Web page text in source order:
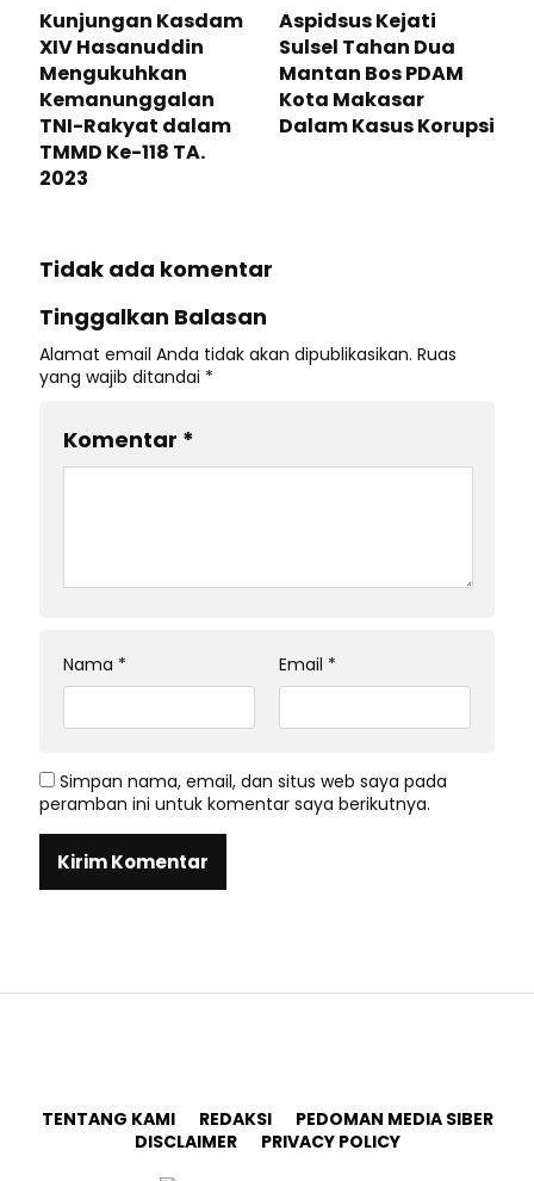
Kunjungan Kasdam
XIV Hasanuddin
Mengukuhkan
Kemanunggalan
TNI-Rakyat dalam
TMMD Ke-118 TA.
2023
Aspidsus Kejati
Sulsel Tahan Dua
Mantan Bos PDAM
Kota Makasar
Dalam Kasus Korupsi
Tidak ada komentar
Tinggalkan Balasan
Alamat email Anda tidak akan dipublikasikan. Ruas
yang wajib ditandai *
Komentar *
Nama * Email *
Simpan nama, email, dan situs web saya pada
peramban ini untuk komentar saya berikutnya.
TENTANG KAMI REDAKSI
PEDOMAN MEDIA SIBER
DISCLAIMER
PRIVACY POLICY